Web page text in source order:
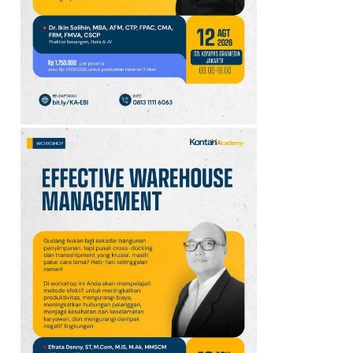
10 Intip Prakiraan Cuaca
Sumsel Kamis (6/8):
Hujan Ringan
Mendominasi, Siapkan
Payung!